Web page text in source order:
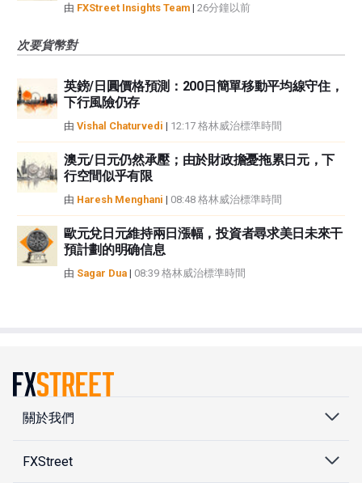
由 FXStreet Insights Team | 26分鐘以前
次要貨幣對
英鎊/日圓價格預測：200日簡單移動平均線守住，
下行風險仍存
由 Vishal Chaturvedi | 12:17 格林威治標準時間
澳元/日元仍然承壓；由於財政擔憂拖累日元，下
行空間似乎有限
由 Haresh Menghani | 08:48 格林威治標準時間
歐元兌日元維持兩日漲幅，投資者尋求美日未來干
預計劃的明确信息
由 Sagar Dua | 08:39 格林威治標準時間
關於我們
FXStreet